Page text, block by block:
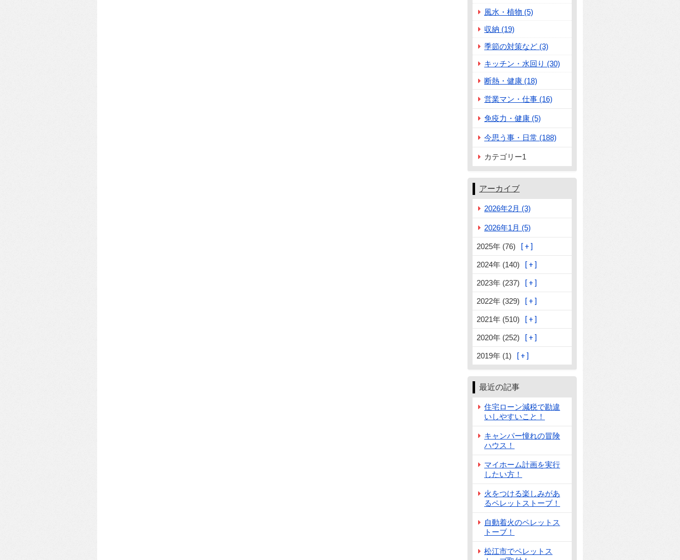
風水・植物 (5)
収納 (19)
季節の対策など (3)
キッチン・水回り (30)
断熱・健康 (18)
営業マン・仕事 (16)
免疫力・健康 (5)
今思う事・日常 (188)
カテゴリー1
アーカイブ
2026年2月 (3)
2026年1月 (5)
2025年 (76)
2024年 (140)
2023年 (237)
2022年 (329)
2021年 (510)
2020年 (252)
2019年 (1)
最近の記事
住宅ローン減税で勘違
いしやすいこと！
キャンパー憧れの冒険
ハウス！
マイホーム計画を実行
したい方！
火をつける楽しみがあ
るペレットストーブ！
自動着火のペレットス
トーブ！
松江市でペレットス